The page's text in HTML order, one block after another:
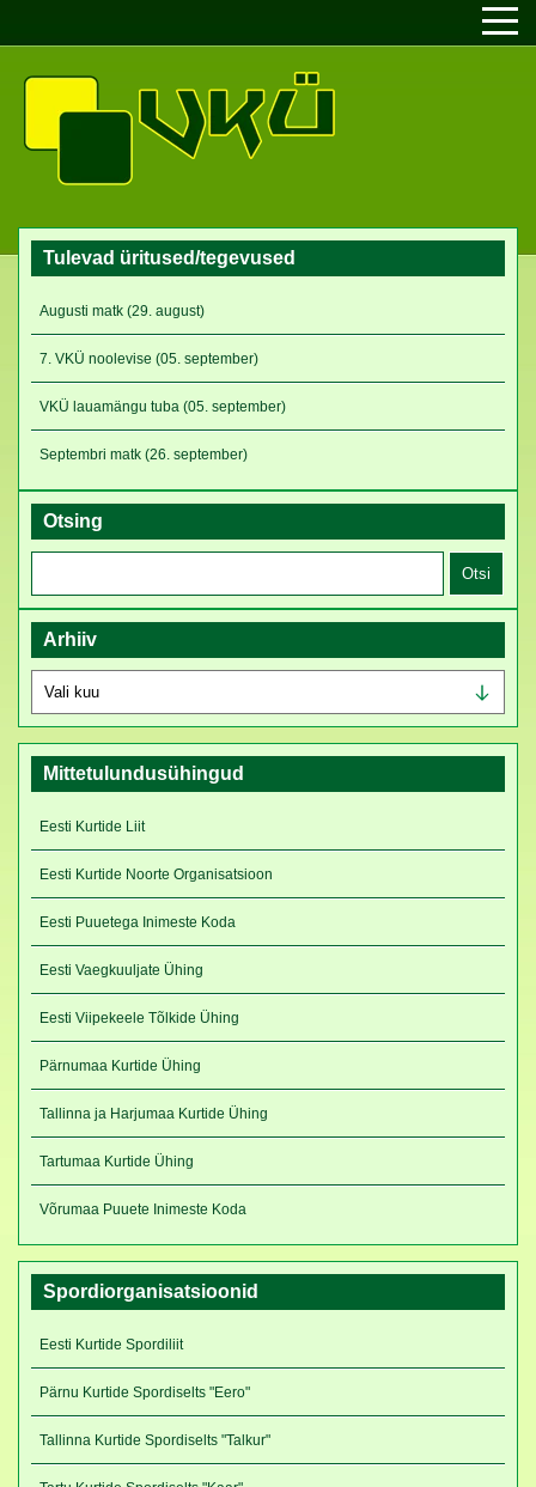
Tulevad üritused/tegevused
Augusti matk (29. august)
7. VKÜ noolevise (05. september)
VKÜ lauamängu tuba (05. september)
Septembri matk (26. september)
Otsing
Arhiiv
Arhiiv
Mittetulundusühingud
Eesti Kurtide Liit
Eesti Kurtide Noorte Organisatsioon
Eesti Puuetega Inimeste Koda
Eesti Vaegkuuljate Ühing
Eesti Viipekeele Tõlkide Ühing
Pärnumaa Kurtide Ühing
Tallinna ja Harjumaa Kurtide Ühing
Tartumaa Kurtide Ühing
Võrumaa Puuete Inimeste Koda
Spordiorganisatsioonid
Eesti Kurtide Spordiliit
Pärnu Kurtide Spordiselts "Eero"
Tallinna Kurtide Spordiselts "Talkur"